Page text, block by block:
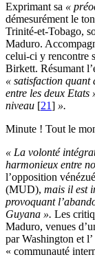
Exprimant sa «
démesurément le
Trinité-et-Tobago,
Maduro.
celui-ci y rencontre
Birkett. Résumant
« satisfaction quant
entre les deux Etats
niveau [21] ».
Minute ! Tout le
« La volonté
harmonieux entre
l’opposition
(MUD), mais il est
provoquant
Guyana ». Les
Maduro, venues
par Washington et
« communauté